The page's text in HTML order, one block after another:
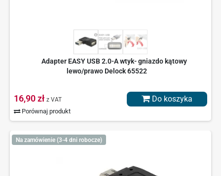
Adapter EASY USB 2.0-A wtyk- gniazdo kątowy
lewo/prawo Delock 65522
16,90 zł z VAT
Porównaj produkt
Do koszyka
Na zamówienie (3-4 dni robocze)